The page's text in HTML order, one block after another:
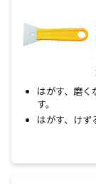
はがす、磨く
す。
はがす、けず